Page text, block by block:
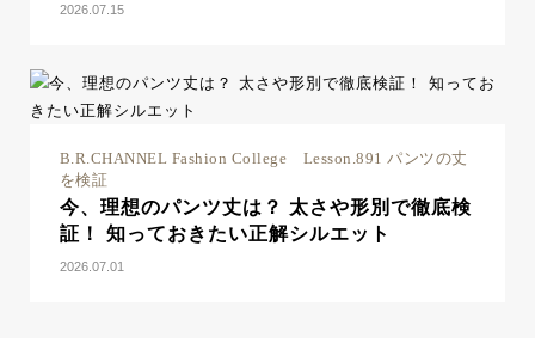
2026.07.15
B.R.CHANNEL Fashion College Lesson.891 パンツの丈
を検証
今、理想のパンツ丈は？ 太さや形別で徹底検
証！ 知っておきたい正解シルエット
2026.07.01